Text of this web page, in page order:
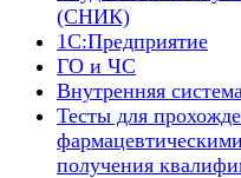
(СНИК)
1С:Предприятие
ГО и ЧС
Внутренняя
Тесты для
получения